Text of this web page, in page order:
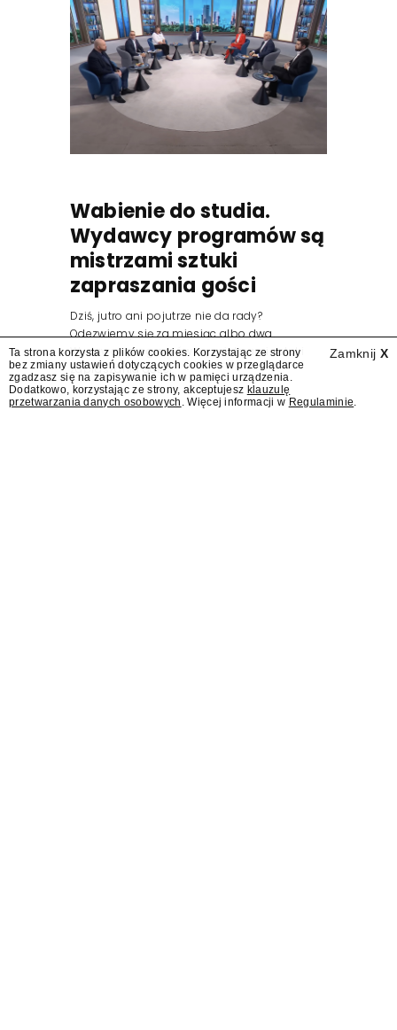
Wabienie do studia.
Wydawcy programów są
mistrzami sztuki
zapraszania gości
Dziś, jutro ani pojutrze nie da rady?
Odezwiemy się za miesiąc albo dwa.
Wydawcy programów są mistrzami sztuki
zapraszania gości.
Zamknij X
Ta strona korzysta z plików cookies. Korzystając ze strony
bez zmiany ustawień dotyczących cookies w przeglądarce
zgadzasz się na zapisywanie ich w pamięci urządzenia.
Dodatkowo, korzystając ze strony, akceptujesz klauzulę
przetwarzania danych osobowych . Więcej informacji w Regulaminie.